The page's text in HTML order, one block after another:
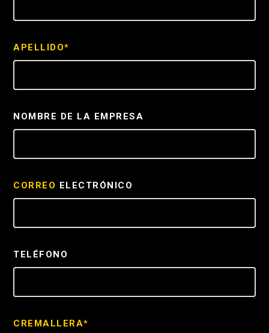
APELLIDO*
NOMBRE DE LA EMPRESA
CORREO ELECTRÓNICO
TELÉFONO
CREMALLERA*